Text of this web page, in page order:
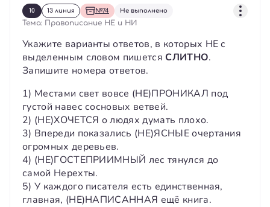
10 13 линия №74 Не выполнено
Тема: Правописание НЕ и НИ
Укажите варианты ответов, в которых НЕ с
выделенным словом пишетсяСЛИТНО.
Запишите номера ответов.
1) Местами свет вовсе (НЕ)ПРОНИКАЛ под
густой навес сосновых ветвей.
2) (НЕ)ХОЧЕТСЯ о людях думать плохо.
3) Впереди показались (НЕ)ЯСНЫЕ очертания
огромных деревьев.
4) (НЕ)ГОСТЕПРИИМНЫЙ лес тянулся до
самой Нерехты.
5) У каждого писателя есть единственная,
главная, (НЕ)НАПИСАННАЯ ещё книга.